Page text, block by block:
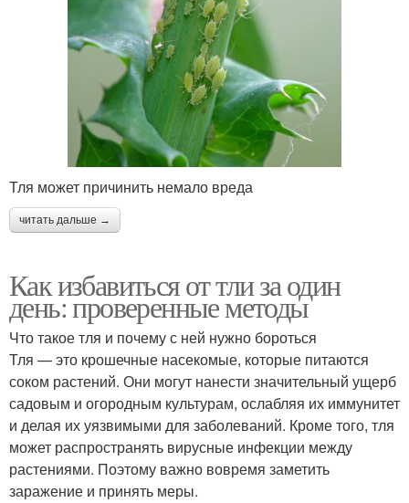
Тля может причинить немало вреда
читать дальше →
Как избавиться от тли за один
день: проверенные методы
Что такое тля и почему с ней нужно бороться
Тля — это крошечные насекомые, которые питаются
соком растений. Они могут нанести значительный ущерб
садовым и огородным культурам, ослабляя их иммунитет
и делая их уязвимыми для заболеваний. Кроме того, тля
может распространять вирусные инфекции между
растениями. Поэтому важно вовремя заметить
заражение и принять меры.